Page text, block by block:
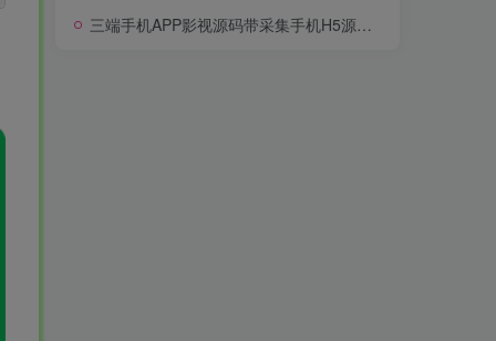
三端手机APP影视源码带采集手机H5源码带VIP卡密功能